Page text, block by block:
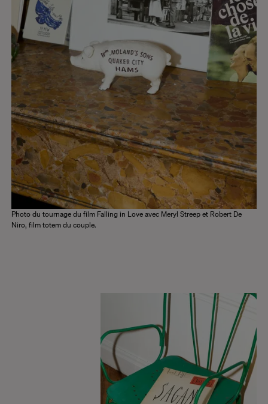
Photo du tournage du film Falling in Love avec Meryl Streep et Robert De
Niro, film totem du couple.